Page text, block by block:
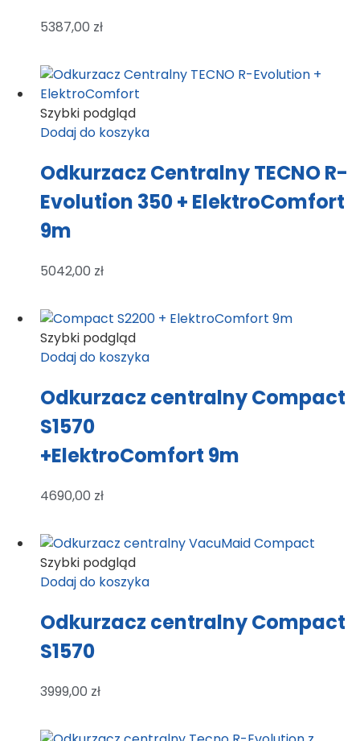
5387,00 zł
Szybki podgląd
Dodaj do koszyka
Odkurzacz Centralny TECNO R-
Evolution 350 + ElektroComfort
9m
5042,00 zł
Szybki podgląd
Dodaj do koszyka
Odkurzacz centralny Compact
S1570
+ElektroComfort 9m
4690,00 zł
Szybki podgląd
Dodaj do koszyka
Odkurzacz centralny Compact
S1570
3999,00 zł